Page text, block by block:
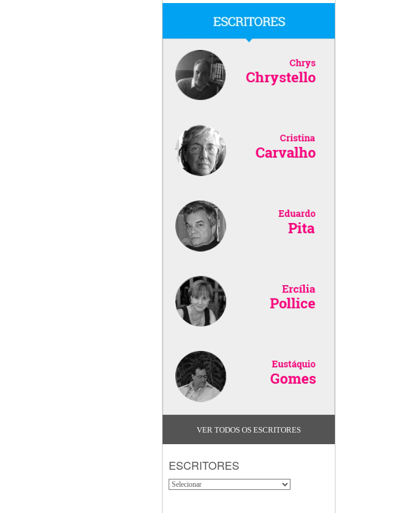
VER TODOS OS ESCRITORES
ESCRITORES